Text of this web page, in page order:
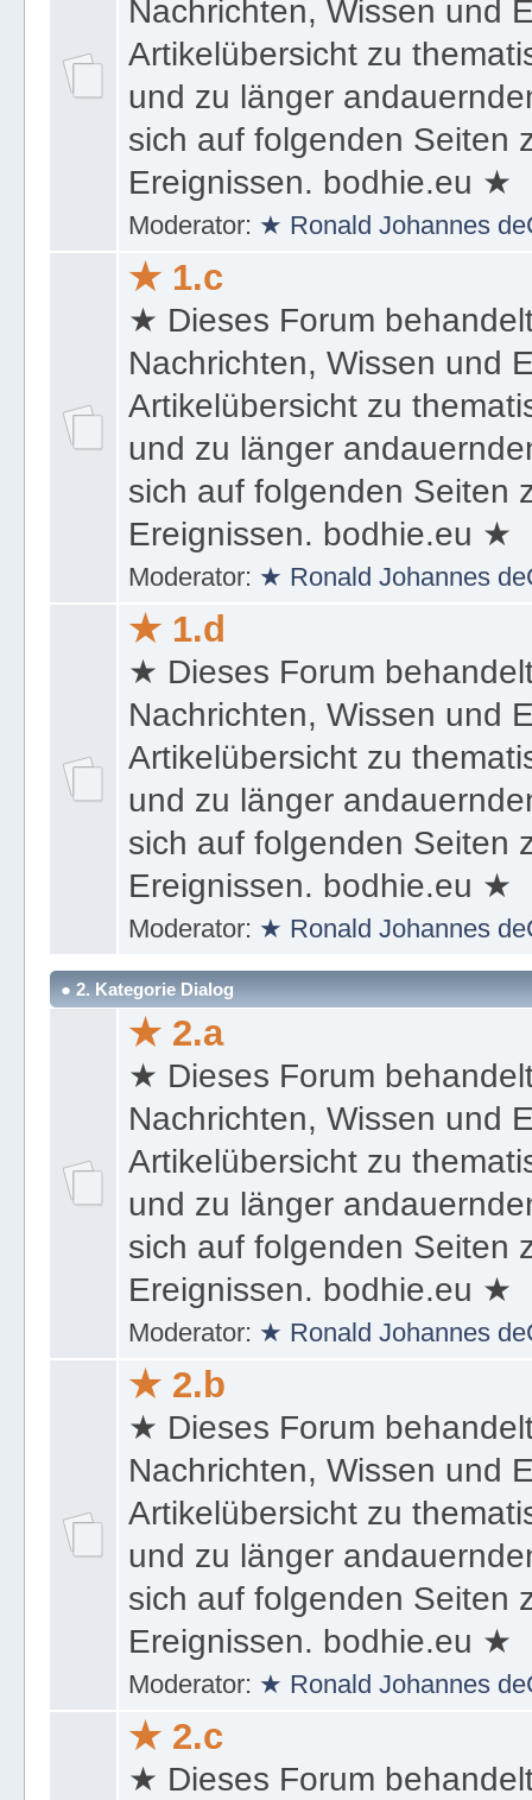
Nachrichten, Wissen und
Artikelübersicht zu
und zu länger
sich auf folgenden Seiten
Ereignissen. bodhie.eu ★
Moderator: ★ Ronald Johannes
★ 1.c
★ Dieses Forum
Nachrichten, Wissen und
Artikelübersicht zu
und zu länger
sich auf folgenden Seiten
Ereignissen. bodhie.eu ★
Moderator: ★ Ronald Johannes
★ 1.d
★ Dieses Forum
Nachrichten, Wissen und
Artikelübersicht zu
und zu länger
sich auf folgenden Seiten
Ereignissen. bodhie.eu ★
Moderator: ★ Ronald Johannes
● 2. Kategorie Dialog
★ 2.a
★ Dieses Forum
Nachrichten, Wissen und
Artikelübersicht zu
und zu länger
sich auf folgenden Seiten
Ereignissen. bodhie.eu ★
Moderator: ★ Ronald Johannes
★ 2.b
★ Dieses Forum
Nachrichten, Wissen und
Artikelübersicht zu
und zu länger
sich auf folgenden Seiten
Ereignissen. bodhie.eu ★
Moderator: ★ Ronald Johannes
★ 2.c
★ Dieses Forum